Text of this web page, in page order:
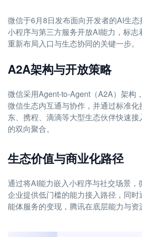
微信于6月8日发布面向开发者的AI生
小程序与第三方服务开放AI能力，标
重新布局入口与生态协同的关键一步。
A2A架构与开放策略
微信采用Agent-to-Agent（A2A）架构
微信生态内互通与协作，并通过标准
东、携程、滴滴等大型生态伙伴快速
的双向聚合。
生态价值与商业化路径
通过将AI能力嵌入小程序与社交场景
企业提供低门槛的能力接入路径，同
能体服务的变现，腾讯在底层能力与资